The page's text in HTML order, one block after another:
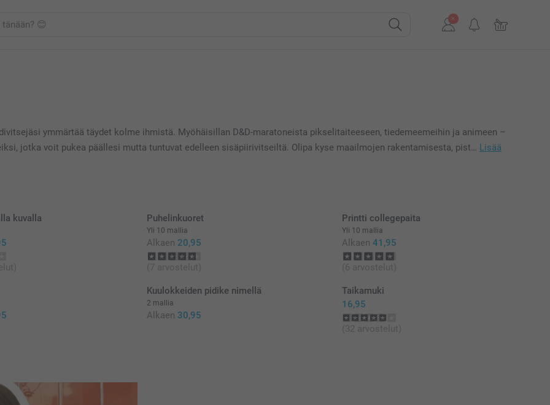
ymmärtää täydet kolme ihmistä. Myöhäisillan D&D-maratoneista pikselitaiteeseen, tiedemeemeihin ja animeen –
jotka voit pukea päällesi mutta tuntuvat edelleen sisäpiirivitseiltä. Olipa kyse maailmojen rakentamisesta, pist… Lisää
kuvalla Puhelinkuoret
Yli 10 mallia
Alkaen 20,95
(7 arvostelut)
Printti collegepaita
Yli 10 mallia
Alkaen 41,95
(6 arvostelut)
Kuulokkeiden pidike nimellä
2 mallia
Alkaen 30,95
Taikamuki
16,95
(32 arvostelut)